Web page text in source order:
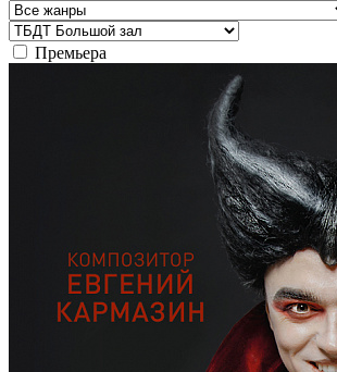
Премьера